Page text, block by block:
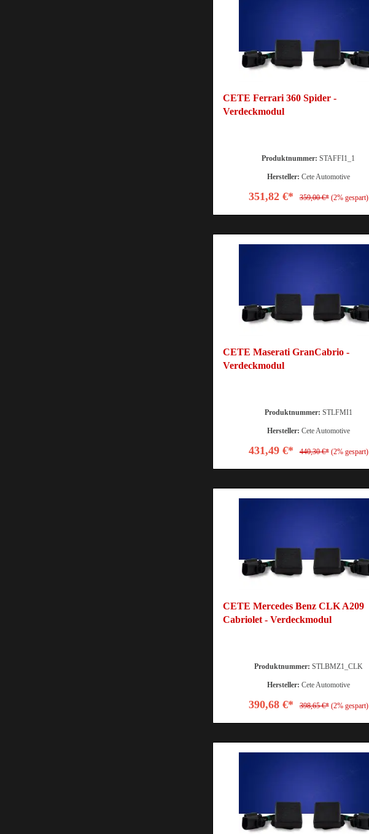
CETE Ferrari 360 Spider -
Verdeckmodul
Produktnummer:STAFFI1_1
Hersteller: Cete Automotive
351,82 €* 359,00 €* (2% gespart)
CETE Maserati GranCabrio -
Verdeckmodul
Produktnummer: STLFMI1
Hersteller: Cete Automotive
431,49 €* 440,30 €* (2% gespart)
CETE Mercedes Benz CLK A209
Cabriolet - Verdeckmodul
Produktnummer: STLBMZ1_CLK
Hersteller: Cete Automotive
390,68 €* 398,65 €* (2% gespart)